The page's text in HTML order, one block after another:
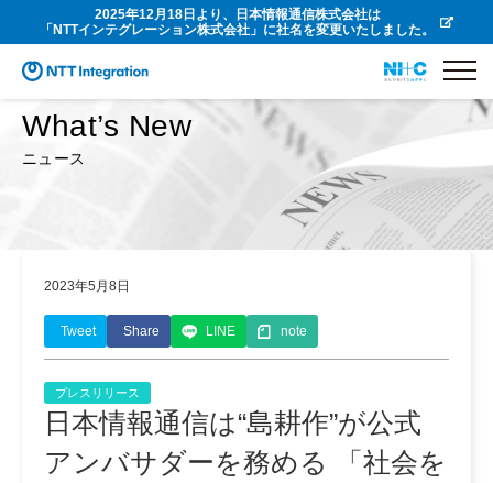
2025年12月18日より、日本情報通信株式会社は
「NTTインテグレーション株式会社」に社名を変更いたしました。
What’s New
ニュース
2023年5月8日
Tweet Share LINE note
プレスリリース
日本情報通信は“島耕作”が公式
アンバサダーを務める 「社会を